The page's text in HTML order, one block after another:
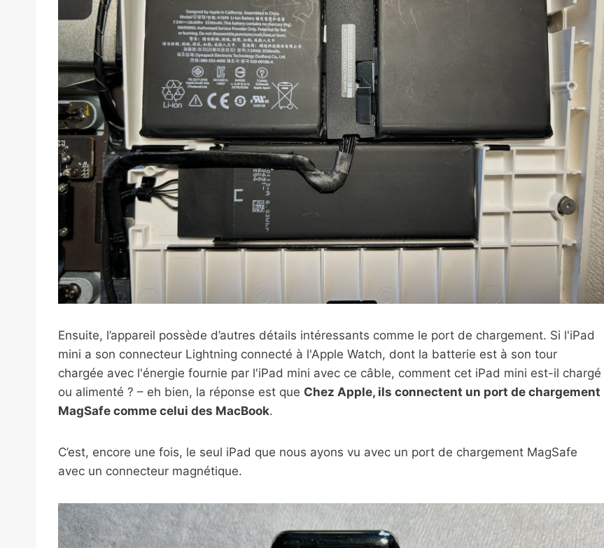
Ensuite, l’appareil possède d’autres détails intéressants comme le port de chargement. Si l'iPad
mini a son connecteur Lightning connecté à l'Apple Watch, dont la batterie est à son tour
chargée avec l'énergie fournie par l'iPad mini avec ce câble, comment cet iPad mini est-il chargé
ou alimenté ? – eh bien, la réponse est que Chez Apple, ils connectent un port de chargement
MagSafe comme celui des MacBook.
C’est, encore une fois, le seul iPad que nous ayons vu avec un port de chargement MagSafe
avec un connecteur magnétique.